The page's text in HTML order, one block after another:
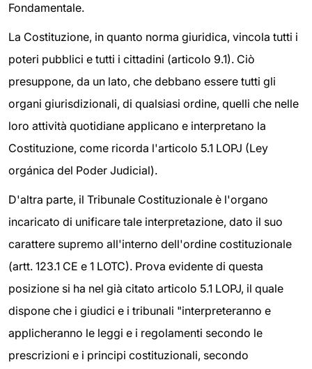
Fondamentale.
La Costituzione, in quanto norma giuridica, vincola tutti i
poteri pubblici e tutti i cittadini (articolo 9.1). Ciò
presuppone, da un lato, che debbano essere tutti gli
organi giurisdizionali, di qualsiasi ordine, quelli che nelle
loro attività quotidiane applicano e interpretano la
Costituzione, come ricorda l'articolo 5.1 LOPJ (Ley
orgánica del Poder Judicial).
D'altra parte, il Tribunale Costituzionale è l'organo
incaricato di unificare tale interpretazione, dato il suo
carattere supremo all'interno dell'ordine costituzionale
(artt. 123.1 CE e 1 LOTC). Prova evidente di questa
posizione si ha nel già citato articolo 5.1 LOPJ, il quale
dispone che i giudici e i tribunali "interpreteranno e
applicheranno le leggi e i regolamenti secondo le
prescrizioni e i principi costituzionali, secondo